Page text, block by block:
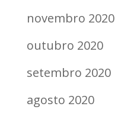
novembro 2020
outubro 2020
setembro 2020
agosto 2020